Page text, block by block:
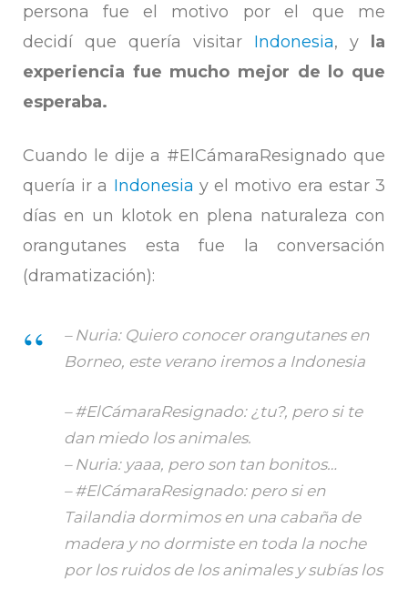
persona fue el motivo por el que me
decidí que quería visitar Indonesia, y
la
experiencia fue mucho mejor de lo que
esperaba.
Cuando le dije a #ElCámaraResignado que
quería ir a Indonesia y el motivo era estar 3
días en un klotok en plena naturaleza con
orangutanes esta fue la conversación
(dramatización):
– Nuria: Quiero conocer orangutanes en
Borneo, este verano iremos a Indonesia
– #ElCámaraResignado: ¿tu?, pero si te
dan miedo los animales.
– Nuria: yaaa, pero son tan bonitos…
– #ElCámaraResignado: pero si en
Tailandia dormimos en una cabaña de
madera y no dormiste en toda la noche
por los ruidos de los animales y subías los